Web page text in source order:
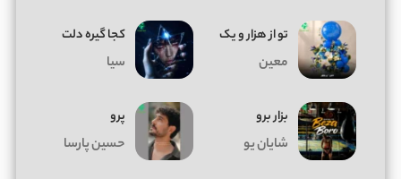
تو از هزار و یک
معین
کجا گیره دلت
سیا
بزار برو
شایان یو
پرو
حسین پارسا